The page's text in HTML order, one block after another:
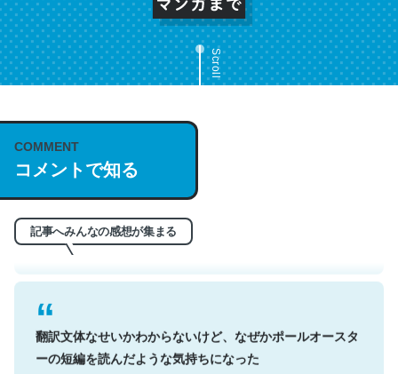
Scroll
COMMENT
コメントで知る
記事へみんなの感想が集まる
これは名文。彼はとてもクレバーなんだろうなと凄く思
う。英語少しでも読める人は原文もお勧め。自分はこの流
れ好き。Let’s Fucking Go. Then Covid hit. Shit.
翻訳文体なせいかわからないけど、なぜかポールオースタ
ーの短編を読んだような気持ちになった